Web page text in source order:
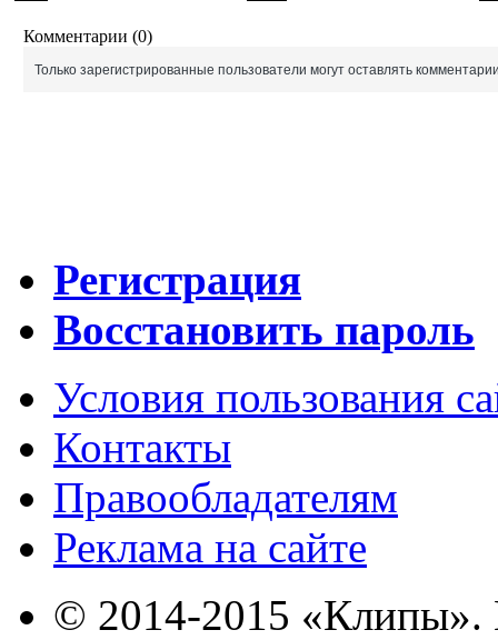
Комментарии (0)
Только зарегистрированные пользователи могут оставлять
Регистрация
Восстановить пароль
Условия пользования
Контакты
Правообладателям
Реклама на сайте
© 2014-2015 «Клипы».